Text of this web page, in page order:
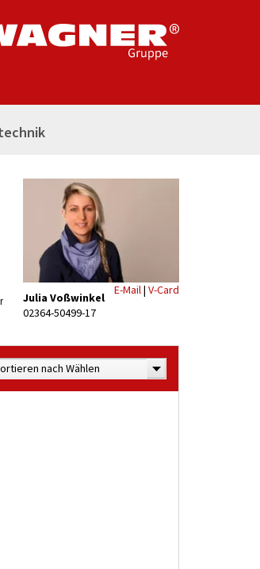
Julia Voßwinkel
02364-50499-17
E-Mail| V-Card
nach Wählen